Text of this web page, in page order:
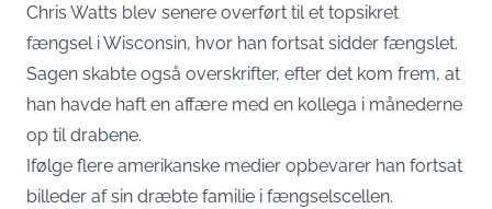
Chris Watts blev senere overført til et topsikret
fængsel i Wisconsin, hvor han fortsat sidder fængslet.
Sagen skabte også overskrifter, efter det kom frem, at
han havde haft en affære med en kollega i månederne
op til drabene.
Ifølge flere amerikanske medier opbevarer han fortsat
billeder af sin dræbte familie i fængselscellen.